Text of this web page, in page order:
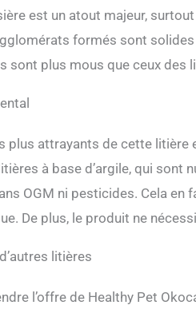
est un atout majeur,
formés sont
sont plus mous que ceux des
plus attrayants de cette
à base d’argile, qui sont
OGM ni pesticides. Cela
De plus, le produit ne
litières
l’offre de Healthy Pet